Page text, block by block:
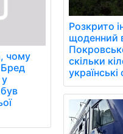
чому
у
Розкрито
щоденний
скільки